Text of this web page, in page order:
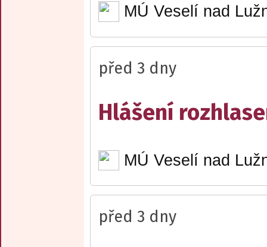
MÚ Veselí nad
před 3 dny
Hlášení
MÚ Veselí nad
před 3 dny